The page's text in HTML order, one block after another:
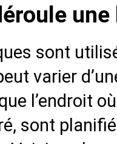
sont
varier
l’endroit
sont